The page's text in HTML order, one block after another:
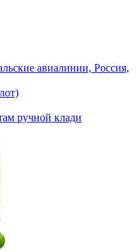
авиалинии, Россия,
ручной клади